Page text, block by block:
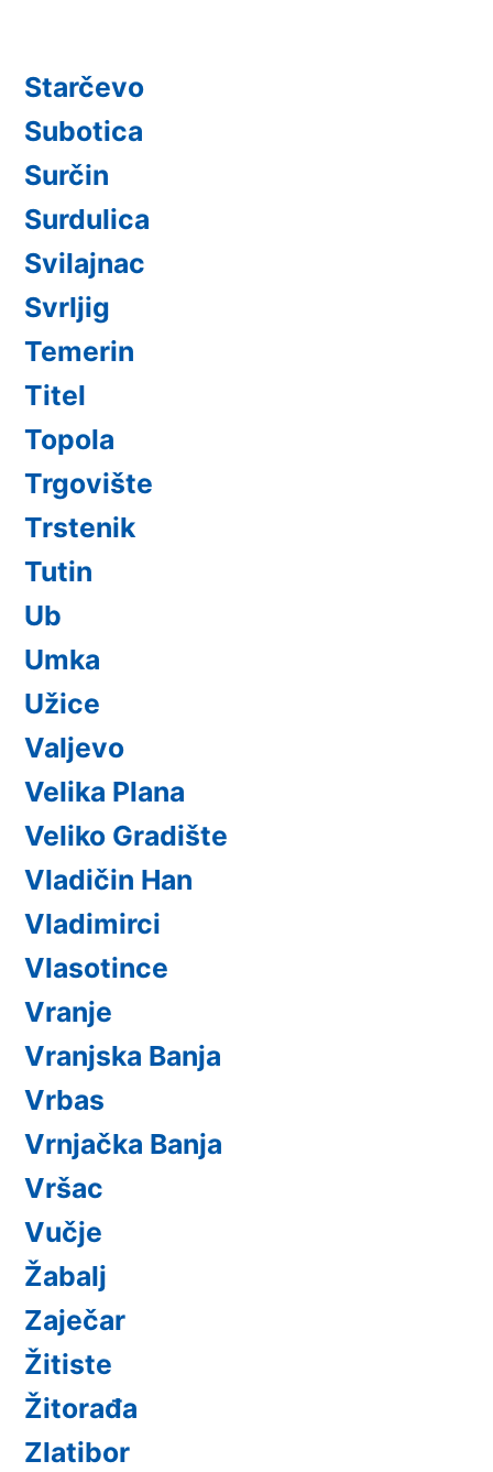
Starčevo
Subotica
Surčin
Surdulica
Svilajnac
Svrljig
Temerin
Titel
Topola
Trgovište
Trstenik
Tutin
Ub
Umka
Užice
Valjevo
Velika Plana
Veliko Gradište
Vladičin Han
Vladimirci
Vlasotince
Vranje
Vranjska Banja
Vrbas
Vrnjačka Banja
Vršac
Vučje
Žabalj
Zaječar
Žitiste
Žitorađa
Zlatibor